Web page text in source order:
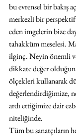
bu evrensel bir bakış
merkezli bir
eden imgelerin bize
tahakküm meselesi.
ilginç. Neyin önemli
dikkate değer
ölçekleri kullanarak
değerlendirdiğimize,
ardı ettiğimize dair
niteliğinde.
Tüm bu sanatçıların